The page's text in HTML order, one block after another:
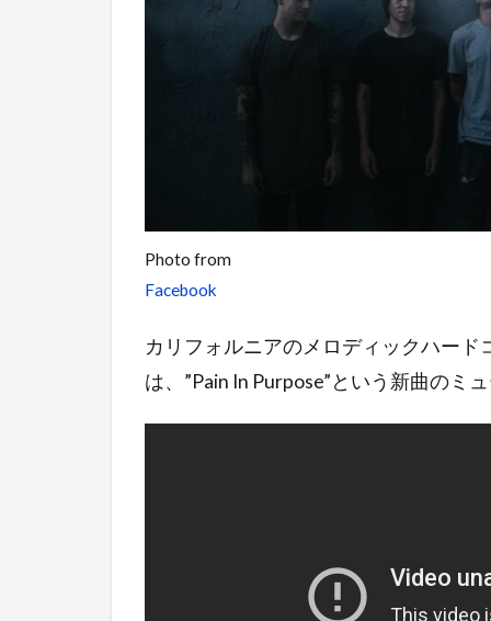
Photo from
Facebook
カリフォルニアのメロディックハー
は、”Pain In Purpose”という新曲のミ